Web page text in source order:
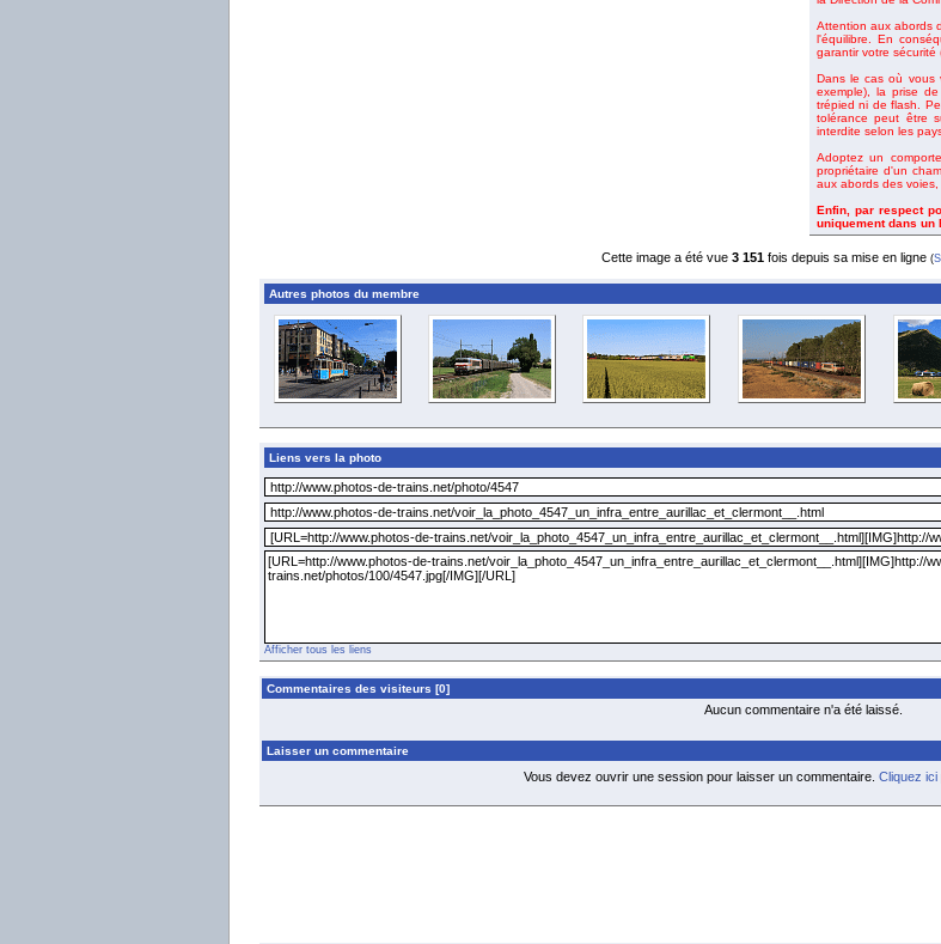
Attention aux abords
l'équilibre. En
garantir votre
Dans le cas où vous
exemple), la prise
trépied ni de flash.
tolérance peut être
interdite selon les
Adoptez un
propriétaire d'un
aux abords des voies,
Enfin, par respect
uniquement dans un
Cette image a été vue 3 151fois depuis sa mise en ligne (
Autres photos du membre
Liens vers la photo
Afficher tous les liens
Commentaires des visiteurs [0]
Aucun commentaire n'a été laissé.
Laisser un commentaire
Vous devez ouvrir une session pour laisser un commentaire. Cliquez ici